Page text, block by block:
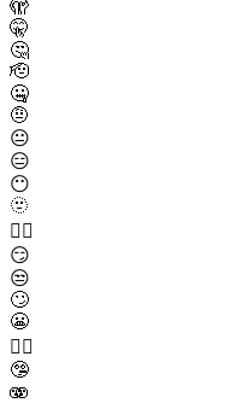
🫣
🤫
🤔
🫡
🤐
🤨
😐
😑
😶
🫥
😶‍🌫️
😏
😒
🙄
😬
😮‍💨
🤥
🫨